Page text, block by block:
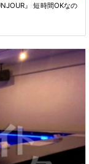
』 短時間OKなの